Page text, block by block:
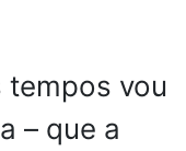
tempos vou
– que a